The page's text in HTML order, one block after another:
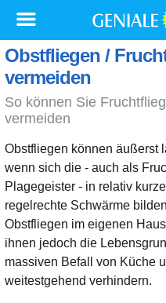
Obstfliegen /
vermeiden
So können Sie
vermeiden
Obstfliegen können äußerst
wenn sich die - auch als
Plagegeister - in relativ
regelrechte Schwärme
Obstfliegen im eigenen
ihnen jedoch die
massiven Befall von Küche
weitestgehend verhindern.